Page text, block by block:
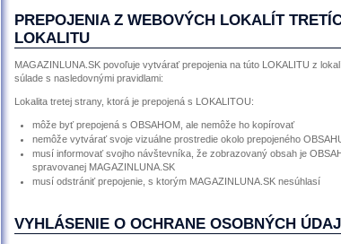
PREPOJENIA Z WEBOVÝCH LOKALÍT
LOKALITU
MAGAZINLUNA.SK povoľuje vytvárať prepojenia na túto LOKALITU z
súlade s nasledovnými pravidlami:
Lokalita tretej strany, ktorá je prepojená s LOKALITOU:
môže byť prepojená s OBSAHOM, ale nemôže ho kopírovať
nemôže vytvárať svoje vizuálne prostredie okolo prepojeného
musí informovať svojho návštevníka, že zobrazovaný obsah je
spravovanej MAGAZINLUNA.SK
musí odstrániť prepojenie, s ktorým MAGAZINLUNA.SK nesúhlasí
VYHLÁSENIE O OCHRANE OSOBNÝCH